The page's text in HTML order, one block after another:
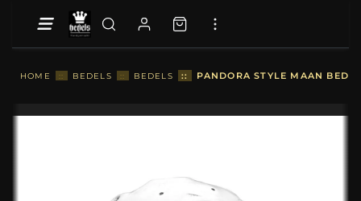
HOME :: BEDELS :: BEDELS :: PANDORA STYLE MAAN